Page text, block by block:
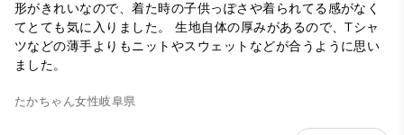
形がきれいなので、着た時の子供っぽさや着られてる感がなく
てとても気に入りました。 生地自体の厚みがあるので、Tシャ
ツなどの薄手よりもニットやスウェットなどが合うように思い
ました。
たかちゃん女性岐阜県